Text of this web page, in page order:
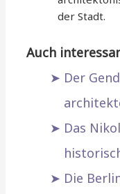
der Stadt.
Auch
Der
Das
Die